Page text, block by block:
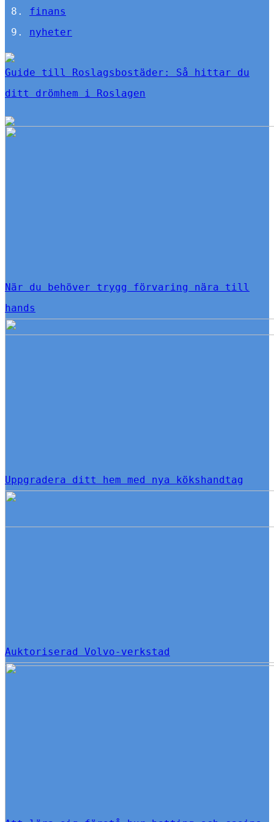
finans
nyheter
Guide till Roslagsbostäder: Så hittar du
ditt drömhem i Roslagen
När du behöver trygg förvaring nära till
hands
Uppgradera ditt hem med nya kökshandtag
Auktoriserad Volvo-verkstad